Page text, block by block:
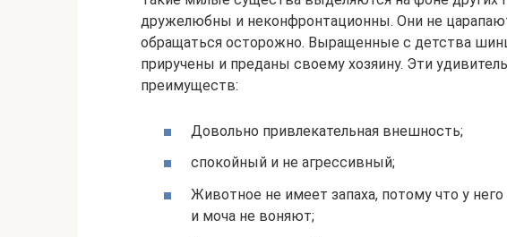
дружелюбны и неконфронтационны. Они не
обращаться осторожно. Выращенные с детства
приручены и преданы своему хозяину. Эти
преимуществ:
Довольно привлекательная внешность;
спокойный и не агрессивный;
Животное не имеет запаха, потому что у
и моча не воняют;